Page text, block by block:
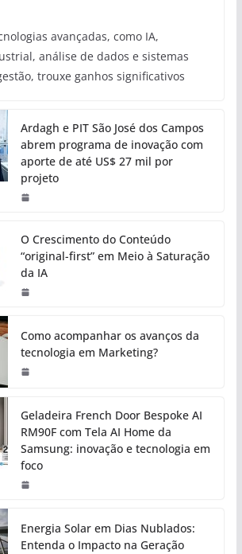
avançadas, como IA,
análise de dados e sistemas
trouxe ganhos significativos
Ardagh e PIT São José dos Campos
abrem programa de inovação com
aporte de até US$ 27 mil por
projeto
O Crescimento do Conteúdo
“original-first” em Meio à Saturação
da IA
Como acompanhar os avanços da
tecnologia em Marketing?
Geladeira French Door Bespoke AI
RM90F com Tela AI Home da
Samsung: inovação e tecnologia em
foco
Energia Solar em Dias Nublados:
Entenda o Impacto na Geração